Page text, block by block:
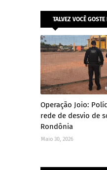
TALVEZ VOCÊ
Operação Joio:
rede de desvio de
Rondônia
Maio 30, 2026